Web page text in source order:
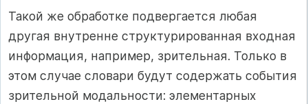
Такой же обработке подвергается любая
другая внутренне структурированная входная
информация, например, зрительная. Только в
этом случае словари будут содержать события
зрительной модальности: элементарных